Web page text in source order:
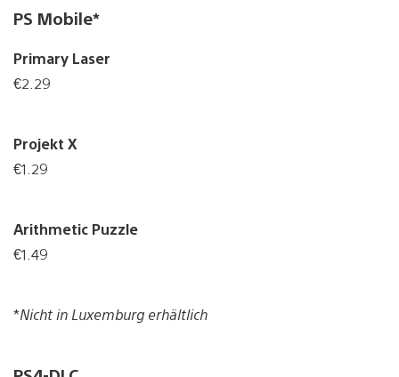
PS Mobile*
Primary Laser
€2.29
Projekt X
€1.29
Arithmetic Puzzle
€1.49
*Nicht in Luxemburg erhältlich